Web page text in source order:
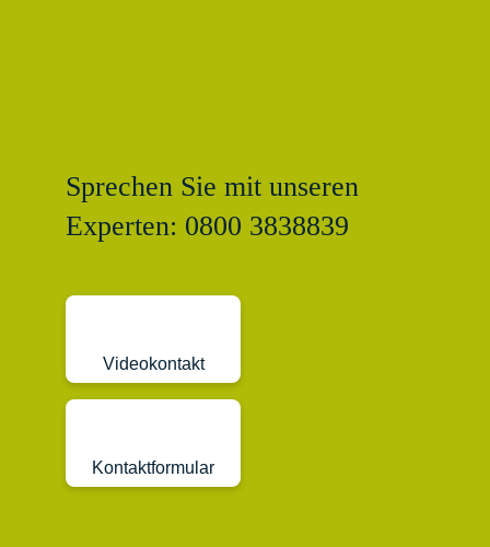
Sprechen Sie mit unseren
Experten: 0800 3838839
Videokontakt
Kontaktformular